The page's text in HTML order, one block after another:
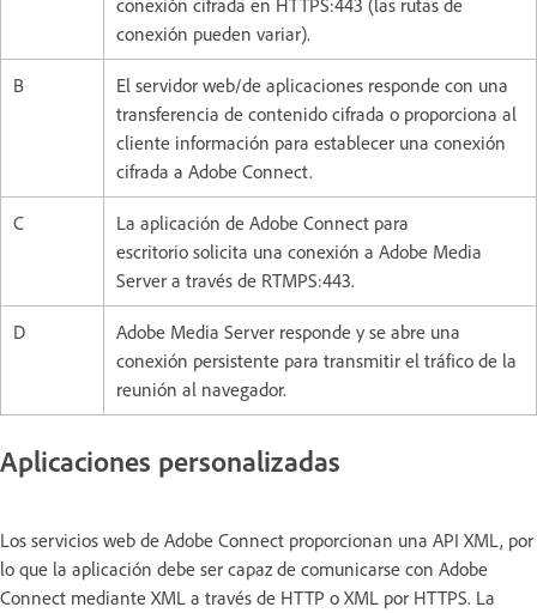
conexión cifrada en HTTPS:443 (las rutas de
conexión pueden variar).
B
El servidor web/de aplicaciones responde con una
transferencia de contenido cifrada o proporciona al
cliente información para establecer una conexión
cifrada a Adobe Connect.
C
La aplicación de Adobe Connect para
escritorio solicita una conexión a Adobe Media
Server a través de RTMPS:443.
D
Adobe Media Server responde y se abre una
conexión persistente para transmitir el tráfico de la
reunión al navegador.
Aplicaciones personalizadas
Los servicios web de Adobe Connect proporcionan una API XML, por
lo que la aplicación debe ser capaz de comunicarse con Adobe
Connect mediante XML a través de HTTP o XML por HTTPS. La